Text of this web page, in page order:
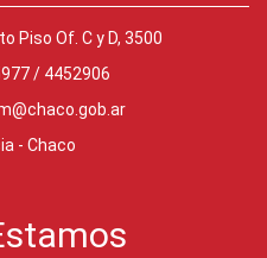
Piso Of. C y D, 3500
/ 4452906
- Chaco